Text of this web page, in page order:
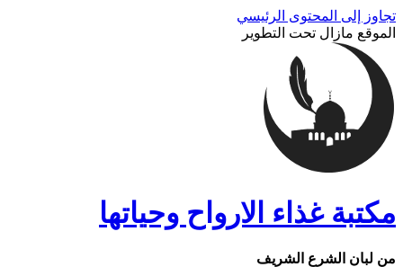
تجاوز إلى المحتوى الرئيسي
الموقع مازال تحت التطوير
مكتبة غذاء الارواح وحياتها
من لبان الشرع الشريف